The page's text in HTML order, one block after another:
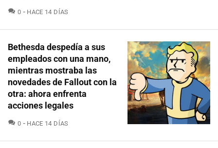
0 COMENTARIOS
HACE 14 DÍAS
Bethesda despedía a sus
empleados con una mano,
mientras mostraba las
novedades de Fallout con la
otra: ahora enfrenta
acciones legales
0 COMENTARIOS
HACE 14 DÍAS